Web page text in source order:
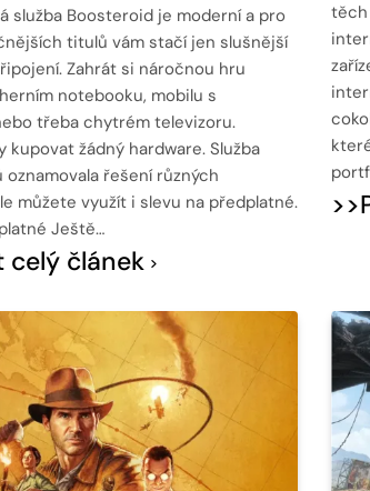
služba Boosteroid je moderní a pro
titulů vám stačí jen slušnější
Zahrát si náročnou hru
notebooku, mobilu s
třeba chytrém televizoru.
kupovat žádný hardware. Služba
oznamovala řešení různých
můžete využít i slevu na předplatné.
Ještě…
celý článek
těch